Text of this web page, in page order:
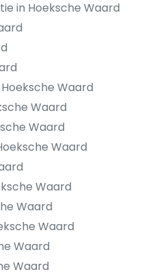
in Hoeksche Waard
Waard
Waard
Waard
Waard
Waard
Waard
Waard
Waard
Waard